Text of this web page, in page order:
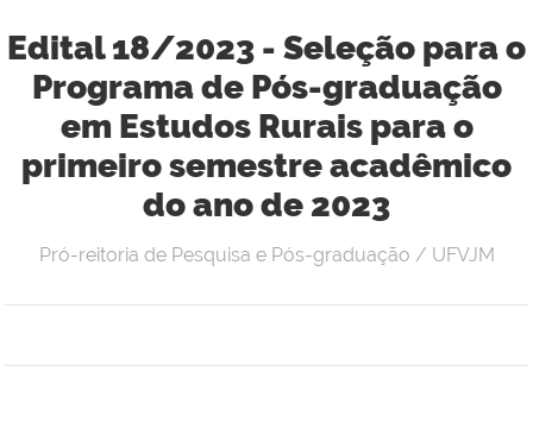
Edital 18/2023 - Seleção para o
Programa de Pós-graduação
em Estudos Rurais para o
primeiro semestre acadêmico
do ano de 2023
Pró-reitoria de Pesquisa e Pós-graduação / UFVJM